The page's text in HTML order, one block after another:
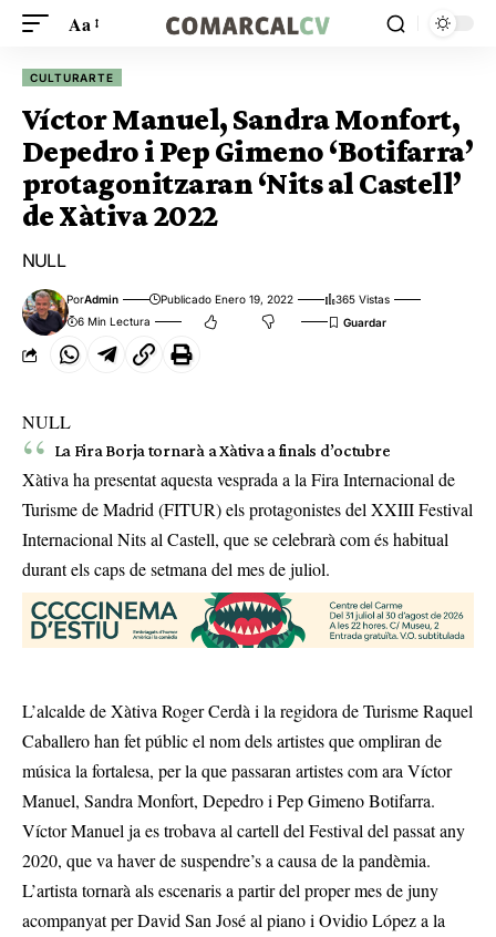
Aa
CULTURARTE
Víctor Manuel, Sandra Monfort,
Depedro i Pep Gimeno ‘Botifarra’
protagonitzaran ‘Nits al Castell’
de Xàtiva 2022
NULL
PorAdmin Publicado Enero 19, 2022
365 Vistas
6 Min Lectura
NULL
La Fira Borja tornarà a Xàtiva a finals d’octubre
Xàtiva ha presentat aquesta vesprada a la Fira Internacional de
Turisme de Madrid (FITUR) els protagonistes del XXIII Festival
Internacional Nits al Castell, que se celebrarà com és habitual
durant els caps de setmana del mes de juliol.
L’alcalde de Xàtiva Roger Cerdà i la regidora de Turisme Raquel
Caballero han fet públic el nom dels artistes que ompliran de
música la fortalesa, per la que passaran artistes com ara Víctor
Manuel, Sandra Monfort, Depedro i Pep Gimeno Botifarra.
Víctor Manuel ja es trobava al cartell del Festival del passat any
2020, que va haver de suspendre’s a causa de la pandèmia.
L’artista tornarà als escenaris a partir del proper mes de juny
acompanyat per David San José al piano i Ovidio López a la